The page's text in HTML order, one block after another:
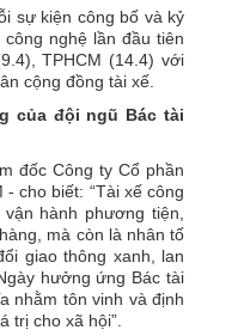
sự kiện công bố và kỷ
nghệ lần đầu tiên
TPHCM (14.4) với
cộng đồng tài xế.
của đội ngũ Bác tài
đốc Công ty Cổ phần
cho biết: “Tài xế công
hành phương tiện,
mà còn là nhân tố
giao thông xanh, lan
hưởng ứng Bác tài
nhằm tôn vinh và định
trị cho xã hội”.